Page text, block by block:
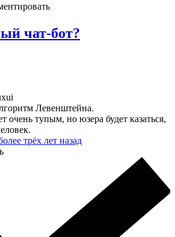
чат-бот?
Левенштейна.
очень тупым, но юзера будет казаться,
трёх лет назад